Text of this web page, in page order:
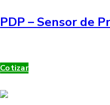
PDP – Sensor de
Cotizar